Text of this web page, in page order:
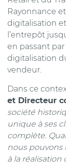
Rayonnance
digitalisation
l’entrepôt
en passant
digitalisation
vendeur.
Dans ce
et Directeur
société
unique à ses
complète.
nous pouvons
à la réalisation